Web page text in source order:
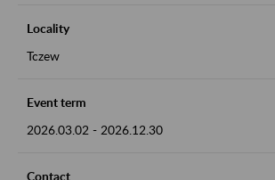
Locality
Tczew
Event term
2026.03.02 - 2026.12.30
Contact